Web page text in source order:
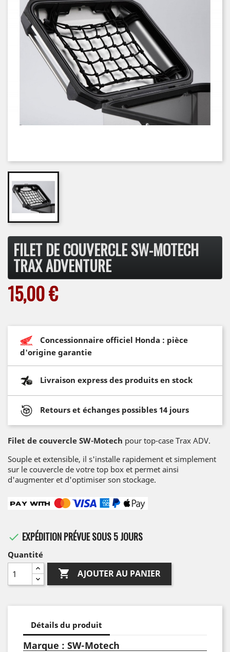
FILET DE COUVERCLE SW-MOTECH
TRAX ADVENTURE
15,00 €
Concessionnaire officiel Honda : pièce
d'origine garantie
Livraison express des produits en stock
Retours et échanges possibles 14 jours
Filet de couvercle SW-Motech pour top-case Trax ADV.
Souple et extensible, il s'installe rapidement et simplement
sur le couvercle de votre top box et permet ainsi
d'augmenter et d'optimiser son stockage.
 EXPÉDITION PRÉVUE SOUS 5 JOURS
Quantité
 AJOUTER AU PANIER
Détails du produit
Marque : SW-Motech